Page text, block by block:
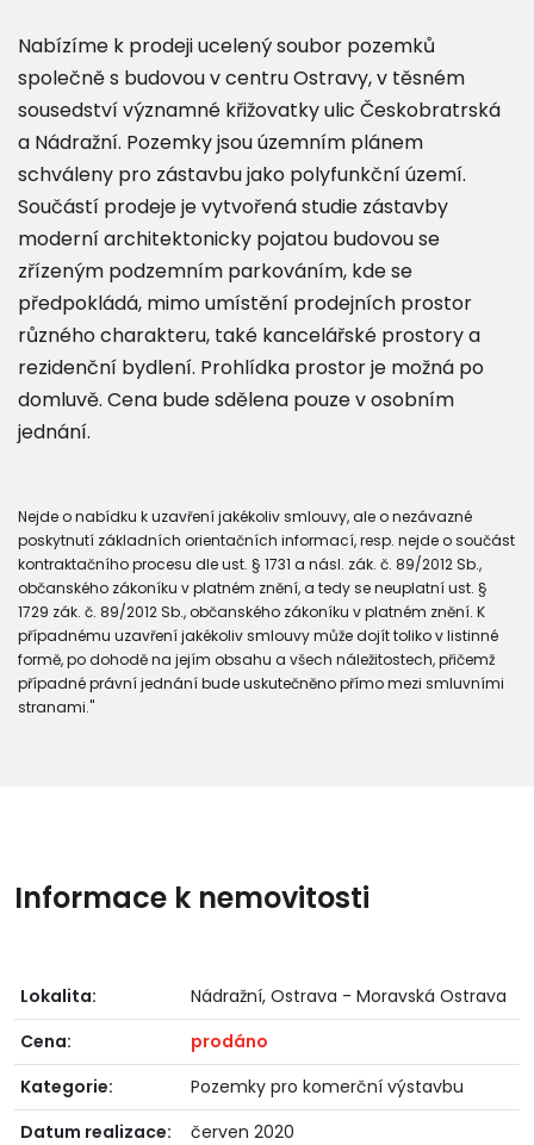
Nabízíme k prodeji ucelený soubor pozemků
společně s budovou v centru Ostravy, v těsném
sousedství významné křižovatky ulic Českobratrská
a Nádražní. Pozemky jsou územním plánem
schváleny pro zástavbu jako polyfunkční území.
Součástí prodeje je vytvořená studie zástavby
moderní architektonicky pojatou budovou se
zřízeným podzemním parkováním, kde se
předpokládá, mimo umístění prodejních prostor
různého charakteru, také kancelářské prostory a
rezidenční bydlení. Prohlídka prostor je možná po
domluvě. Cena bude sdělena pouze v osobním
jednání.
Nejde o nabídku k uzavření jakékoliv smlouvy, ale o nezávazné
poskytnutí základních orientačních informací, resp. nejde o součást
kontraktačního procesu dle ust. § 1731 a násl. zák. č. 89/2012 Sb.,
občanského zákoníku v platném znění, a tedy se neuplatní ust. §
1729 zák. č. 89/2012 Sb., občanského zákoníku v platném znění. K
případnému uzavření jakékoliv smlouvy může dojít toliko v listinné
formě, po dohodě na jejím obsahu a všech náležitostech, přičemž
případné právní jednání bude uskutečněno přímo mezi smluvními
stranami."
Informace k nemovitosti
Lokalita:
Nádražní, Ostrava - Moravská Ostrava
Cena:
prodáno
Kategorie:
Pozemky pro komerční výstavbu
Datum realizace:
červen 2020